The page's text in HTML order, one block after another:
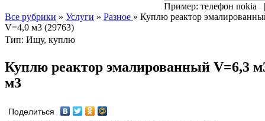
Пример: телефон
Все рубрики » Услуги » Разное » Куплю реактор
V=4,0 м3 (29763)
Тип: Ищу, куплю
Куплю реактор эмалированный V=6,3
м3
Поделиться